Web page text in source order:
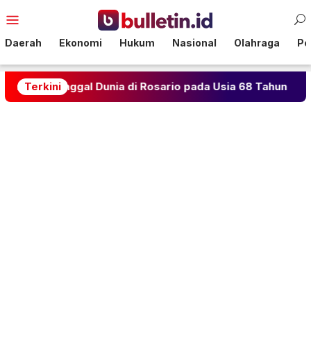
ke
Mobile
Daerah Ekonomi Hukum Nasional Olahraga
Terkini
Dunia di Rosario pada Usia 68 Tahun Naykilla